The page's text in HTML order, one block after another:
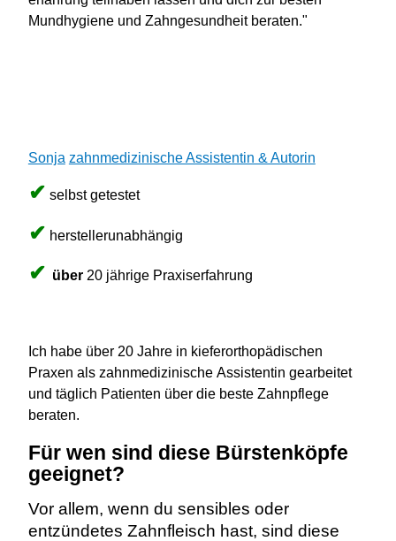
Mundhygiene und Zahngesundheit beraten."
Sonja zahnmedizinische Assistentin & Autorin
✔ selbst getestet
✔ herstellerunabhängig
✔ über 20 jährige Praxiserfahrung
Ich habe über 20 Jahre in kieferorthopädischen
Praxen als zahnmedizinische Assistentin gearbeitet
und täglich Patienten über die beste Zahnpflege
beraten.
Für wen sind diese Bürstenköpfe
geeignet?
Vor allem, wenn du sensibles oder
entzündetes Zahnfleisch hast, sind diese